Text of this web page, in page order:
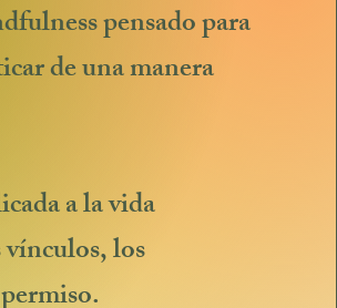
pensado para
de una manera
a la vida
los